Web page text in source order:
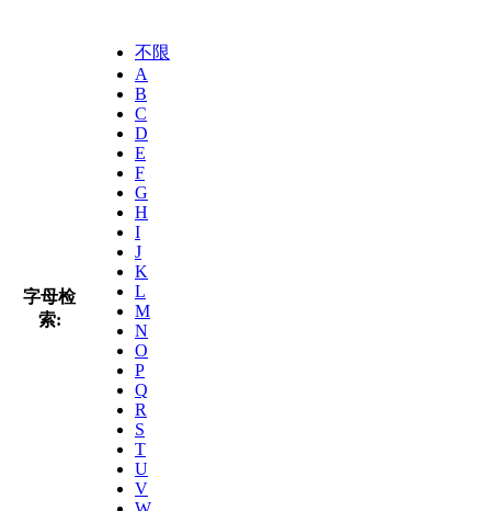
字母检
索:
不限
A
B
C
D
E
F
G
H
I
J
K
L
M
N
O
P
Q
R
S
T
U
V